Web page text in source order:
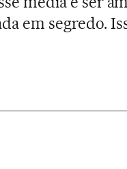
em segredo.